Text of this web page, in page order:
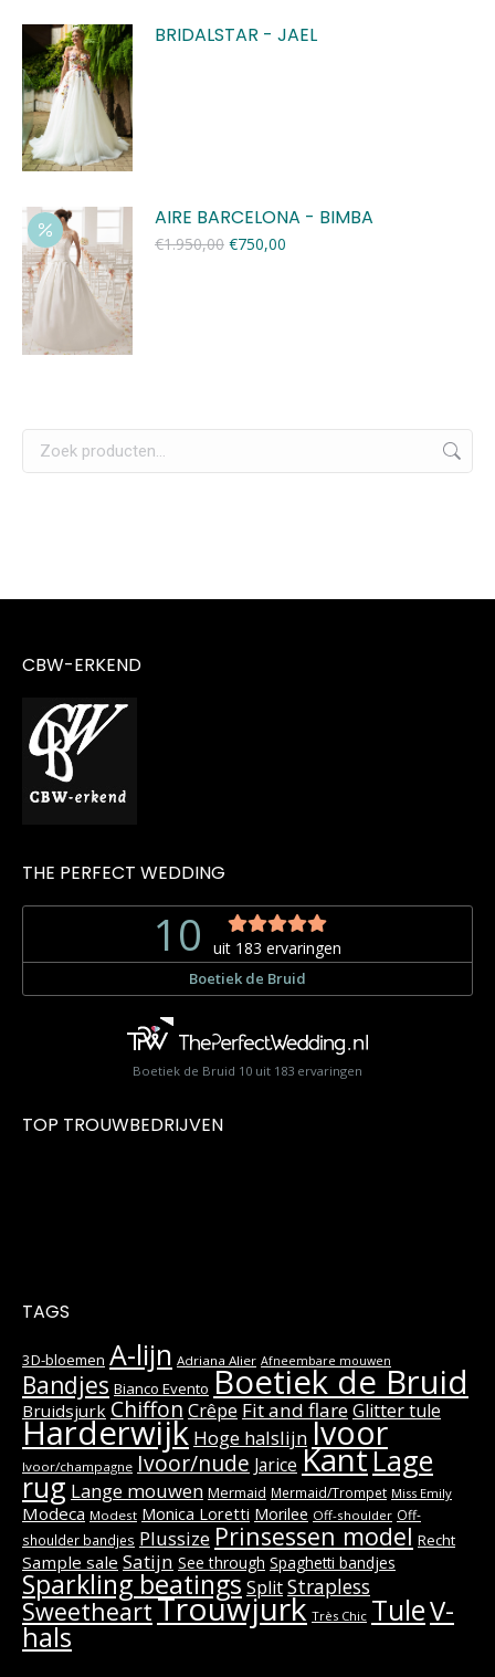
BRIDALSTAR - JAEL
AIRE BARCELONA - BIMBA
€1.950,00 Oorspronkelijke
€750,00
CBW-ERKEND
THE PERFECT WEDDING
Boetiek de Bruid 10 uit 183 ervaringen
TOP TROUWBEDRIJVEN
TAGS
3D-bloemen A-lijn Adriana Alier Afneembare mouwen
Bandjes Bianco Evento Boetiek de Bruid
Bruidsjurk Chiffon Crêpe Fit and flareGlitter tule
Harderwijk Hoge halslijnIvoor
Ivoor/champagne Ivoor/nude Jarice KantLage
rug Lange mouwen Mermaid Mermaid/Trompet Miss Emily
Modeca Modest Monica Loretti Morilee Off-shoulder Off-
shoulder bandjes Plussize Prinsessen model Recht
Sample sale Satijn See through Spaghetti bandjes
Sparkling beatings SplitStrapless
SweetheartTrouwjurk Très Chic TuleV-
hals